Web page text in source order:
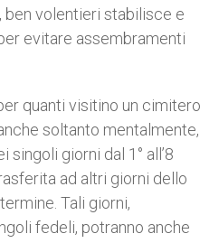
ben volentieri stabilisce e
evitare assembramenti
quanti visitino un cimitero
soltanto mentalmente,
giorni dal 1° all’8
ad altri giorni dello
Tali giorni,
fedeli, potranno anche